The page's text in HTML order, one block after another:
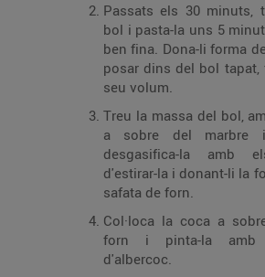
Passats els 30 minuts,
bol i pasta-la uns 5
ben fina. Dona-li forma
posar dins del bol
seu volum.
Treu la massa del bol,
a sobre del marbre
desgasifica-la amb
d'estirar-la i donant-li la
safata de forn.
Col·loca la coca a
forn i pinta-la amb
d'albercoc.